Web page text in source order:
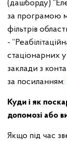
(дашборду)
за програмою
фільтрів
-
стаціонарних
заклади з
за посиланням:
Куди і як
допомозі або
Якщо під час